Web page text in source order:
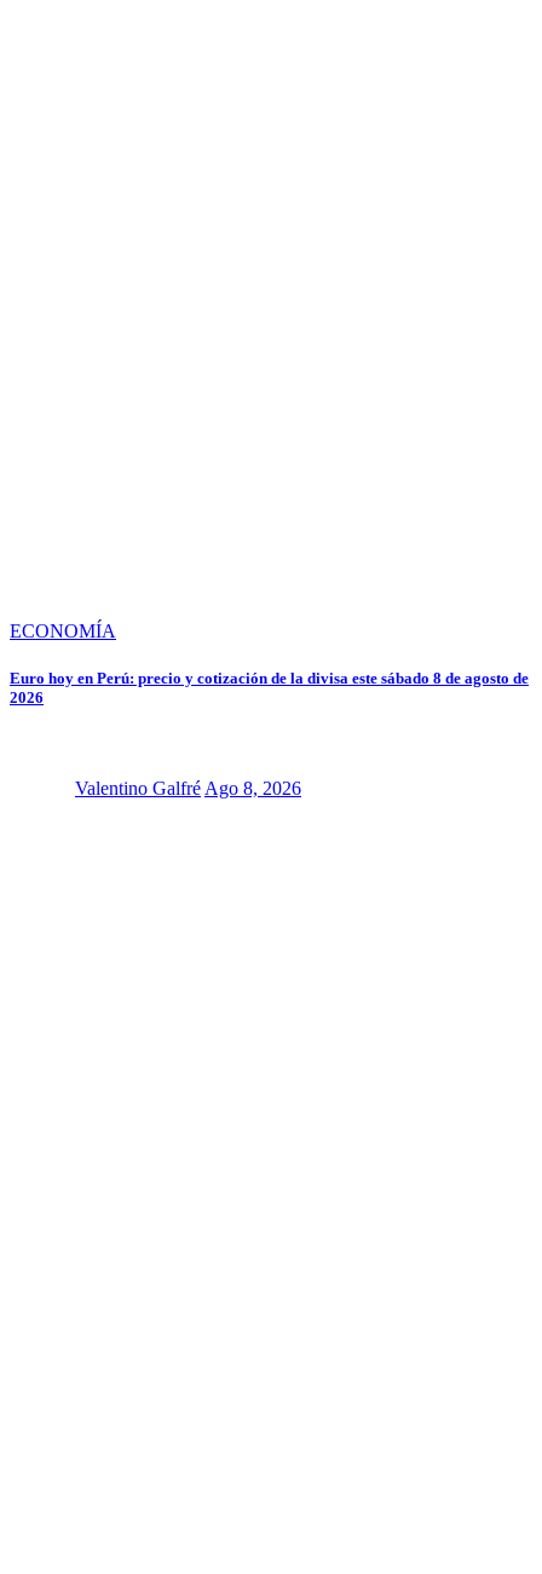
ECONOMÍA
Euro hoy en Perú: precio y cotización de la divisa este sábado 8 de agosto de
2026
Valentino Galfré Ago 8, 2026